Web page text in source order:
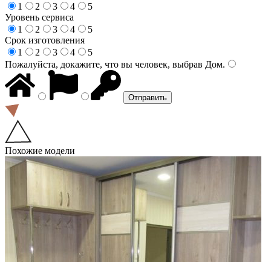
1
2 3 4
5
Уровень сервиса
1
2 3 4
5
Срок изготовления
1
2 3 4
5
Пожалуйста, докажите, что вы человек, выбрав Дом.
Похожие модели